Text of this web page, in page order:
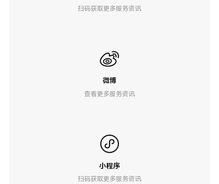
扫码获取更多服务资讯
微博
查看更多服务资讯
小程序
扫码获取更多服务资讯